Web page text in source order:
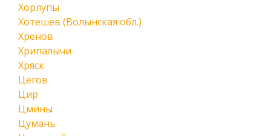
Хорлупы
Хотешев (Волынская обл.)
Хренов
Хрипалычи
Хряск
Цегов
Цир
Цмины
Цумань